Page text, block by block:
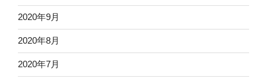
2020年9月
2020年8月
2020年7月